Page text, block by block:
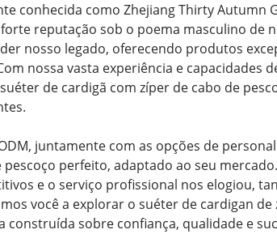
conhecida como Zhejiang Thirty Autumn
reputação sob o poema masculino de
nosso legado, oferecendo produtos
nossa vasta experiência e capacidades
de cardigã com zíper de cabo de
juntamente com as opções de
perfeito, adaptado ao seu
e o serviço profissional nos elogiou,
você a explorar o suéter de cardigan de
construída sobre confiança, qualidade e